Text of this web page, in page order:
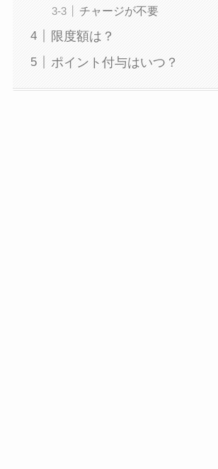
チャージが不要
限度額は？
ポイント付与はいつ？